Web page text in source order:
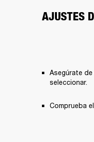
AJUSTES
Asegúrate
seleccionar.
Comprueba